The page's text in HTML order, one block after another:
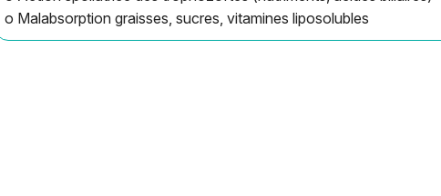
o Malabsorption graisses, sucres, vitamines liposolubles